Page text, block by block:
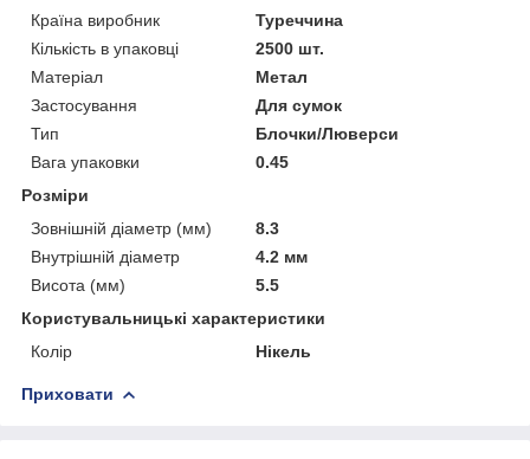
Країна виробник
Туреччина
Кількість в упаковці
2500 шт.
Матеріал
Метал
Застосування
Для сумок
Тип
Блочки/Люверси
Вага упаковки
0.45
Розміри
Зовнішній діаметр (мм)
8.3
Внутрішній діаметр
4.2 мм
Висота (мм)
5.5
Користувальницькі характеристики
Колір
Нікель
Приховати